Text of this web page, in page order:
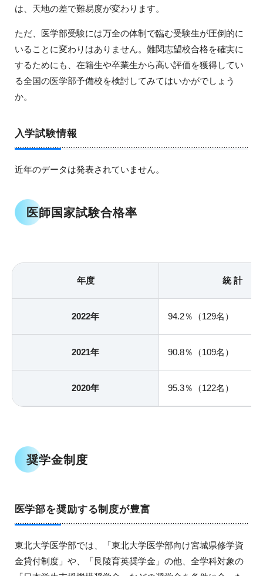
は、天地の差で難易度が変わります。
ただ、医学部受験には万全の体制で臨む受験生が圧倒的に
いることに変わりはありません。難関志望校合格を確実に
するためにも、在籍生や卒業生から高い評価を獲得してい
る全国の医学部予備校を検討してみてはいかがでしょう
か。
入学試験情報
近年のデータは発表されていません。
医師国家試験合格率
年度 統 計
2022年 94.2％（129名）
2021年 90.8％（109名）
2020年 95.3％（122名）
奨学金制度
医学部を奨励する制度が豊富
東北大学医学部では、「東北大学医学部向け宮城県修学資
金貸付制度」や、「艮陵育英奨学金」の他、全学科対象の